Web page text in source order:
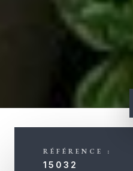
RÉFÉRENCE :
15032